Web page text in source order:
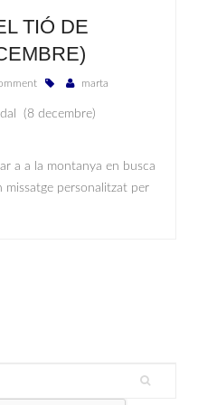
TIÓ DE
marta
(8 decembre)
a a la montanya en busca
missatge personalitzat per